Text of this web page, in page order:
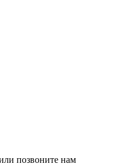
позвоните нам